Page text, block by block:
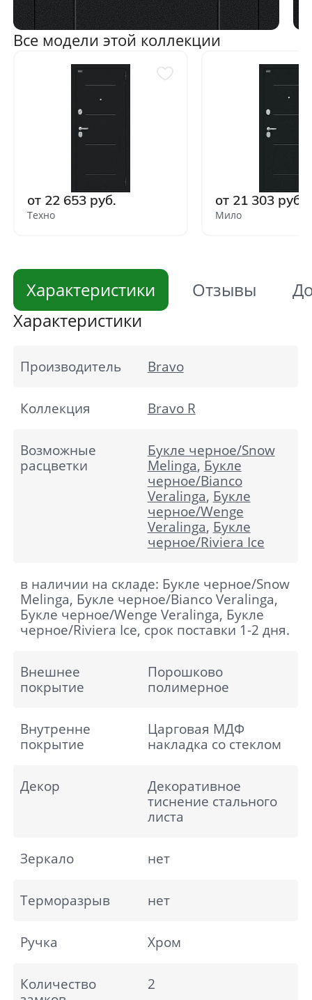
Все модели этой коллекции
от 22 653 руб.
Техно
от 21 303 руб.
Мило
Характеристики Отзывы
Характеристики
Производитель Bravo
Коллекция Bravo R
Возможные
расцветки
Букле черное/Snow
Melinga, Букле
черное/Bianco
Veralinga, Букле
черное/Wenge
Veralinga, Букле
черное/Riviera Ice
в наличии на складе: Букле черное/Snow
Melinga, Букле черное/Bianco Veralinga,
Букле черное/Wenge Veralinga, Букле
черное/Riviera Ice, срок поставки 1-2 дня.
Внешнее
покрытие
Порошково
полимерное
Внутренне
покрытие
Царговая МДФ
накладка со стеклом
Декор
Декоративное
тиснение стального
листа
Зеркало нет
Терморазрыв нет
Ручка Хром
Количество
2